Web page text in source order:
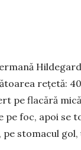
rețetă:
pe flacără
pe foc, apoi se
stomacul gol,